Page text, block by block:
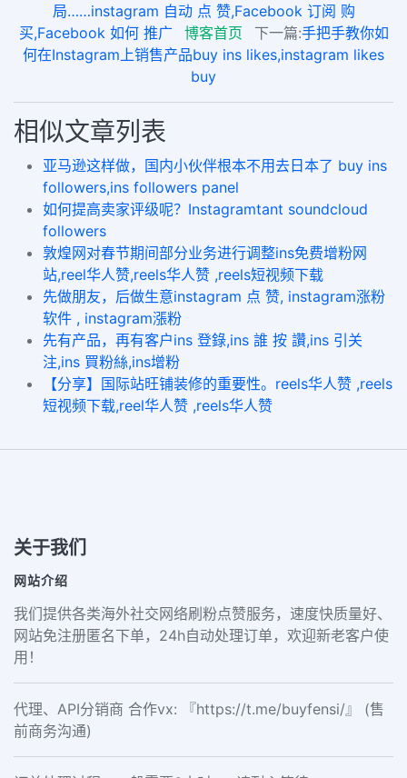
局……instagram 自动 点 赞,Facebook 订阅 购
买,Facebook 如何 推广
博客首页 下一篇:手把手教你如
何在Instagram上销售产品buy ins likes,instagram likes
buy
相似文章列表
亚马逊这样做，国内小伙伴根本不用去日本了 buy ins
followers,ins followers panel
如何提高卖家评级呢？Instagramtant soundcloud
followers
敦煌网对春节期间部分业务进行调整ins免费增粉网
站,reel华人赞,reels华人赞 ,reels短视频下载
先做朋友，后做生意instagram 点 赞, instagram涨粉
软件 , instagram漲粉
先有产品，再有客户ins 登錄,ins 誰 按 讚,ins 引关
注,ins 買粉絲,ins增粉
【分享】国际站旺铺装修的重要性。reels华人赞 ,reels
短视频下载,reel华人赞 ,reels华人赞
关于我们
网站介绍
我们提供各类海外社交网络刷粉点赞服务，速度快质量好、
网站免注册匿名下单，24h自动处理订单，欢迎新老客户使
用！
代理、API分销商 合作vx: 『https://t.me/buyfensi/』 (售
前商务沟通)